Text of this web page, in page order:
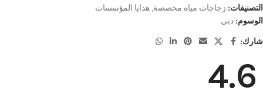
التصنيفات: زجاجات مياه مخصصة, هدايا المؤسسات
الوسوم: دبي
شارك:
4.6